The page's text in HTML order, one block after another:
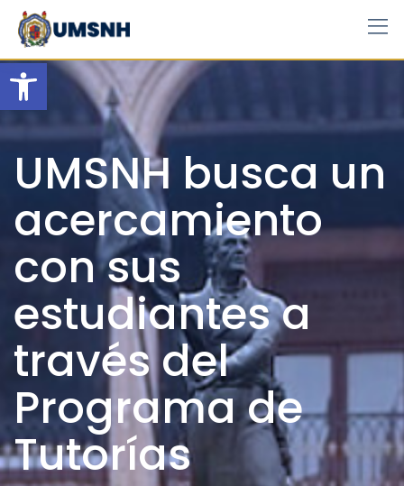
Open toolbar
Skip
content
UMSNH busca un
acercamiento
con sus
estudiantes a
través del
Programa de
Tutorías